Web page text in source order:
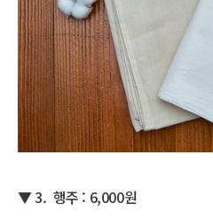
▼3. 행주 : 6,000원